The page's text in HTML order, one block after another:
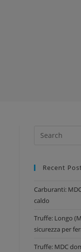
Recent
Carburanti:
caldo
Truffe: Longo
sicurezza per
Truffe: MDC